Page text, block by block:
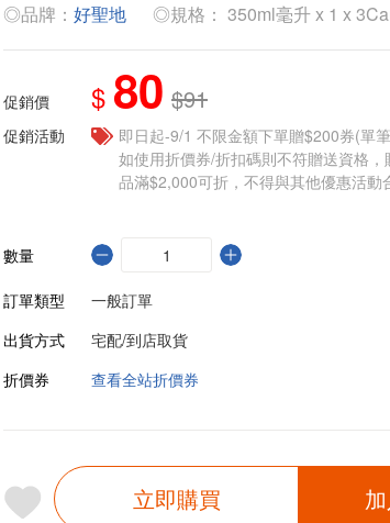
◎品牌： 好聖地 ◎規格： 350ml毫升 x 1 x
促銷價 $ 80 $91
促銷活動
即日起-9/1 不限金額下單贈$200券(單
如使用折價券/折扣碼則不符贈送資格
品滿$2,000可折，不得與其他優惠活動
數量
訂單類型
一般訂單
出貨方式
宅配/到店取貨
折價券
查看全站折價券
立即購買